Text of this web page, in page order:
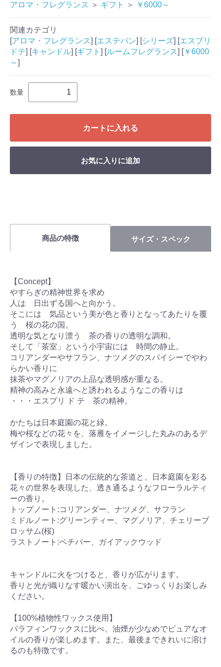
アロマ・フレグランス ＞ ギフト ＞ ￥6000～
関連カテゴリ
[アロマ・フレグランス] [エステバン] [シリーズ] [エスプリ
ドテ] [キャンドル] [ギフト ] [ルームフレグランス] [￥6000
～]
数量
カートに入れる
お気に入りに追加
商品の特徴 サイズ・スペック
【Concept】
やすらぎの精神世界を求め
人は 日出ずる国へと向かう。
そこには 気品という美が色と香りとなってあたりを覆
う 桜の花の国。
透明な気となり漂う 茶の香りの透明な調和。
そして「茶室」という小宇宙には 時間の静止。
コリアンダーやサフラン、ナツメグのスパイシーでやわ
らかい香りに
抹茶やマグノリアの上品な透明感が重なる。
精神の高みと永遠へと誘われるようなこの香りは
・・・エスプリ ド テ 茶の精神。
かたちは日本庭園の花と緑。
梅や桜などの花々を、落雁をイメージした丸みのあるデ
ザインで表現しました。
【香りの特徴】日本の伝統的な茶道と、日本庭園を彩る
花々の世界を表現した、透き通るようなフローラルティ
ーの香り。
トップノート:コリアンダー、ナツメグ、サフラン
ミドルノート:グリーンティー、マグノリア、チェリーブ
ロッサム(桜)
ラストノート:ベチバー、ガイアックウッド
キャンドルに火をつけると、香りが広がります。
香りと光が織りなす暖かい演出を、ごゆっくりお楽しみ
ください。
【100%植物性ワックス使用】
パラフィンワックスに比べ、油煙が少なめでピュアなオ
イルの香りが楽しめます。また、最後まできれいに溶け
るのも特徴です。